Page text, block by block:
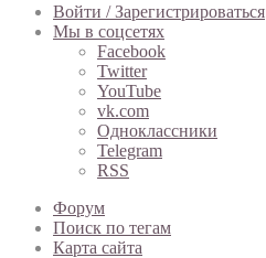
статья
Войти / Зарегистрироваться
Мы в соцсетях
Facebook
Twitter
YouTube
vk.com
Одноклассники
Telegram
RSS
Форум
Поиск по тегам
Карта сайта